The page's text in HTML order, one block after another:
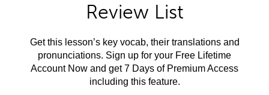
Review List
Get this lesson’s key vocab, their translations and
pronunciations. Sign up for your Free Lifetime
Account Now and get 7 Days of Premium Access
including this feature.